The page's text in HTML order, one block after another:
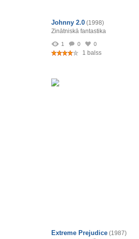
Johnny 2.0 (1998)
Zinātniskā fantastika
1 0 0
1 balss
Extreme Prejudice (1987)